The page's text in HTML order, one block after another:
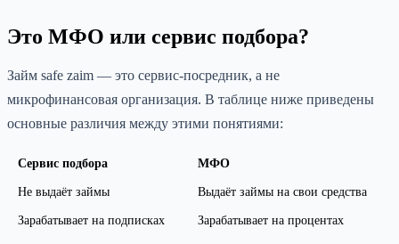
Это МФО или сервис подбора?
Займ safe zaim — это сервис-посредник, а не
микрофинансовая организация. В таблице ниже приведены
основные различия между этими понятиями:
Сервис подбора МФО
Не выдаёт займы Выдаёт займы на свои средства
Зарабатывает на подписках Зарабатывает на процентах